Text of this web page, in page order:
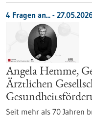
4 Fragen an... -
Angela Hemme,
Ärztlichen
Seit mehr als 70 Jahren